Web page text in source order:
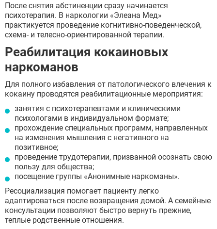
После снятия абстиненции сразу начинается
психотерапия. В наркологии «Элеана Мед»
практикуется проведение когнитивно-поведенческой,
схема- и телесно-ориентированной терапии.
Реабилитация кокаиновых
наркоманов
Для полного избавления от патологического влечения к
кокаину проводятся реабилитационные мероприятия:
занятия с психотерапевтами и клиническими
психологами в индивидуальном формате;
прохождение специальных программ, направленных
на изменения мышления с негативного на
позитивное;
проведение трудотерапии, призванной осознать свою
пользу для общества;
посещение группы «Анонимные наркоманы».
Ресоциализация помогает пациенту легко
адаптироваться после возвращения домой. А семейные
консультации позволяют быстро вернуть прежние,
теплые родственные отношения.